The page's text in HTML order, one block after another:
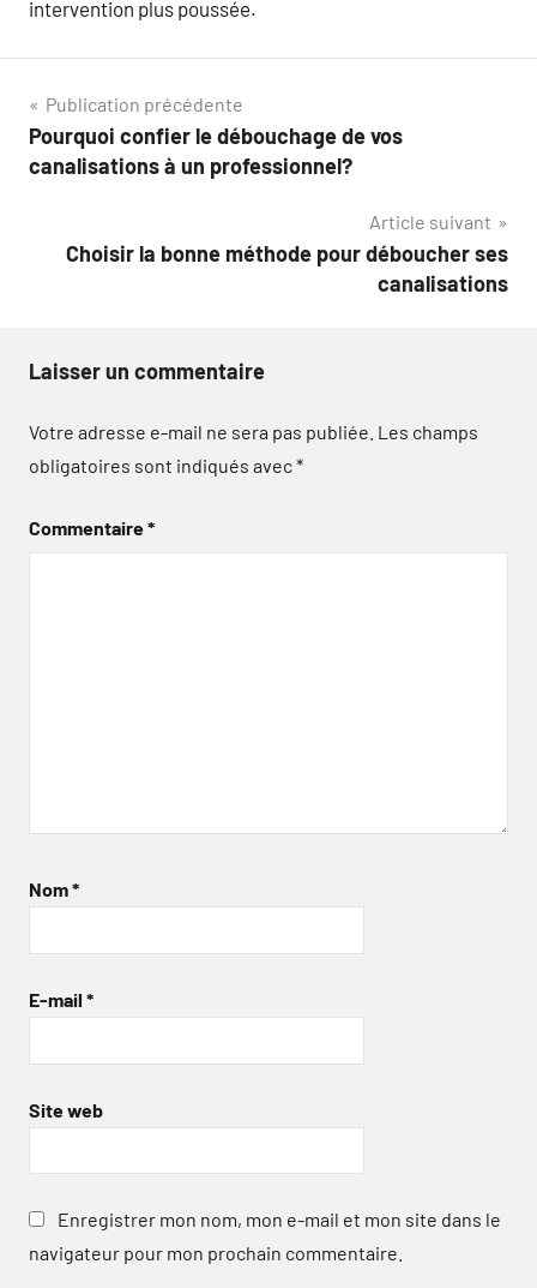
intervention plus poussée.
Navigation
de
Publication précédente
Pourquoi confier le débouchage de vos
canalisations à un professionnel?
Article suivant
Choisir la bonne méthode pour déboucher ses
canalisations
Laisser un commentaire
Votre adresse e-mail ne sera pas publiée. Les champs
obligatoires sont indiqués avec*
Commentaire*
Nom*
E-mail *
Site web
Enregistrer mon nom, mon e-mail et mon site dans le
navigateur pour mon prochain commentaire.